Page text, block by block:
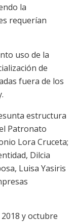
la
requerían
uso de la
de
fuera de los
estructura
Patronato
Lora Cruceta;
Dilcia
Luisa Yasiris
y octubre